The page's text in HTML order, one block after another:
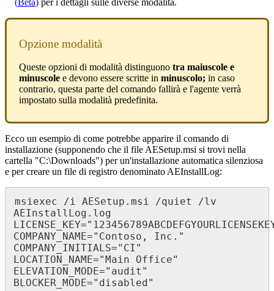
Opzione modalità
Queste opzioni di modalità distinguono tra maiuscole e
minuscole e devono essere scritte in minuscolo; in caso
contrario, questa parte del comando fallirà e l'agente verrà
impostato sulla modalità predefinita.
Ecco un esempio di come potrebbe apparire il comando di
installazione (supponendo che il file AESetup.msi si trovi nella
cartella "C:\Downloads") per un'installazione automatica silenziosa
e per creare un file di registro denominato AEInstallLog:
msiexec /i AESetup .msi /quiet /lv
AEInstallLog . log
LICENSE_KEY="
COMPANY_NAME=" Contoso , Inc . "
COMPANY_INITIALS=" CI "
LOCATION_NAME=" Main Office"
ELEVATION_MODE=" audit "
BLOCKER_MODE=" disabled "